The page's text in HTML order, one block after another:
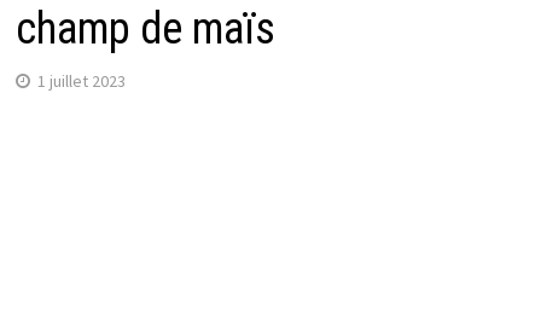
champ de maïs
1 juillet 2023